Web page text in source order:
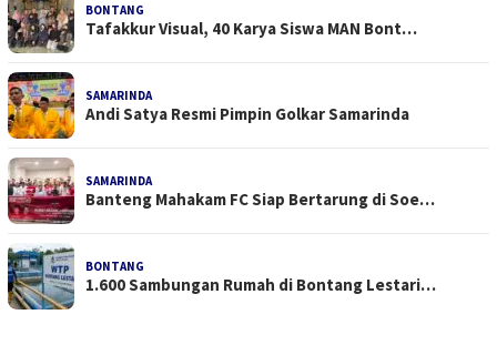
BONTANG
Tafakkur Visual, 40 Karya Siswa MAN Bont…
SAMARINDA
Andi Satya Resmi Pimpin Golkar Samarinda
SAMARINDA
Banteng Mahakam FC Siap Bertarung di Soe…
BONTANG
1.600 Sambungan Rumah di Bontang Lestari…